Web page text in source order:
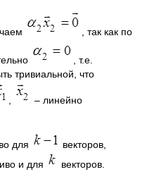
, так как по
, т.е.
тривиальной, что
– линейно
для
векторов,
и для
векторов.